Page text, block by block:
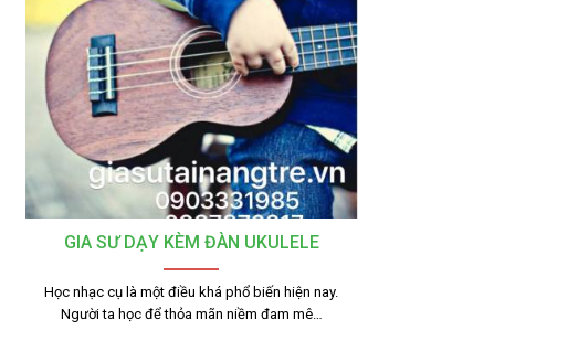
GIA SƯ DẠY KÈM ĐÀN UKULELE
Học nhạc cụ là một điều khá phổ biến hiện nay.
Người ta học để thỏa mãn niềm đam mê…